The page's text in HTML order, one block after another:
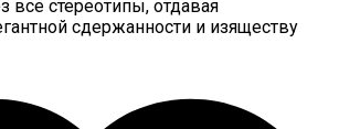
все стереотипы, отдавая
сдержанности и изяществу